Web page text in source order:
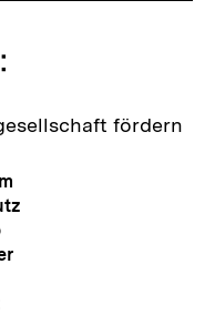
fördern